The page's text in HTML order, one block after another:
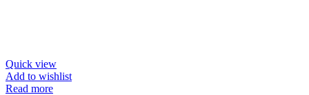
Quick view
Add to wishlist
Read more